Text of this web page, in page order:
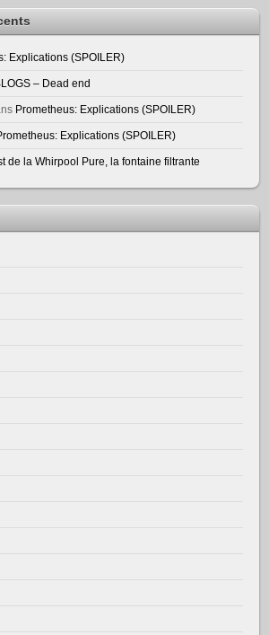
Explications (SPOILER)
– Dead end
Prometheus: Explications (SPOILER)
Explications (SPOILER)
de la Whirpool Pure, la fontaine filtrante